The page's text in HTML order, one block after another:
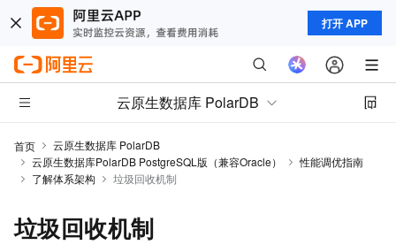
打开 APP
云原生数据库 PolarDB
首页
云原生数据库 PolarDB
云原生数据库PolarDB PostgreSQL版（兼容Oracle）
性能调优指南
了解体系架构
垃圾回收机制
垃圾回收机制